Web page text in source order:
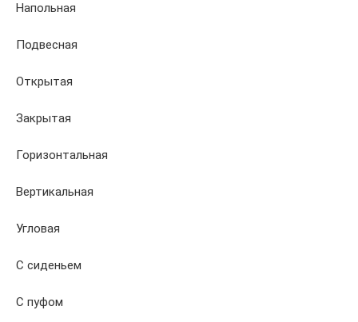
Напольная
Подвесная
Открытая
Закрытая
Горизонтальная
Вертикальная
Угловая
С сиденьем
С пуфом